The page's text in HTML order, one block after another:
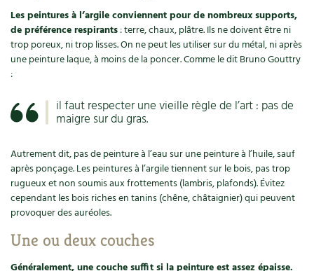
Dossier 4 saisons
Vidéos et podcasts
Secrets d’abonné
La vie secrète du jardin
Les peintures à l’argile conviennent pour de nombreux supports,
de préférence respirants: terre, chaux, plâtre. Ils ne doivent être ni
trop poreux, ni trop lisses. On ne peut les utiliser sur du métal, ni après
une peinture laque, à moins de la poncer. Comme le dit Bruno Gouttry
:
il faut respecter une vieille règle de l’art : pas de
maigre sur du gras.
Autrement dit, pas de peinture à l’eau sur une peinture à l’huile, sauf
après ponçage. Les peintures à l’argile tiennent sur le bois, pas trop
rugueux et non soumis aux frottements (lambris, plafonds). Évitez
cependant les bois riches en tanins (chêne, châtaignier) qui peuvent
provoquer des auréoles.
Une ou deux couches